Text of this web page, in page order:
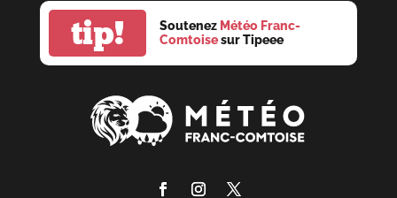
tip! Soutenez Météo Franc-
Comtoisesur Tipeee